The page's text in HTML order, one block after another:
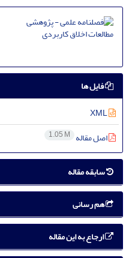
فایل ها
اصل مقاله 1.05 M
سابقه مقاله
هم رسانی
ارجاع به این مقاله